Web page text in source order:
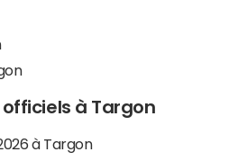
à Targon
à Targon